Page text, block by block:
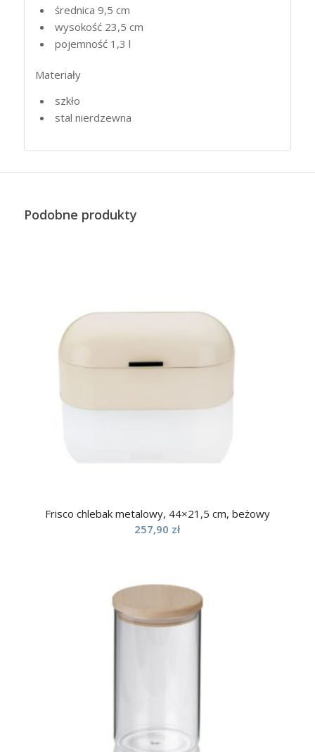
średnica 9,5 cm
wysokość 23,5 cm
pojemność 1,3 l
Materiały
szkło
stal nierdzewna
Podobne produkty
Frisco chlebak metalowy, 44×21,5 cm, beżowy
257,90 zł